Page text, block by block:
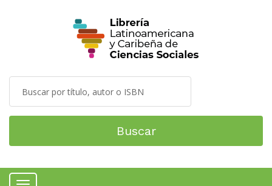
Buscar